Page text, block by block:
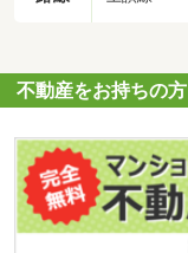
不動産をお持ちの方